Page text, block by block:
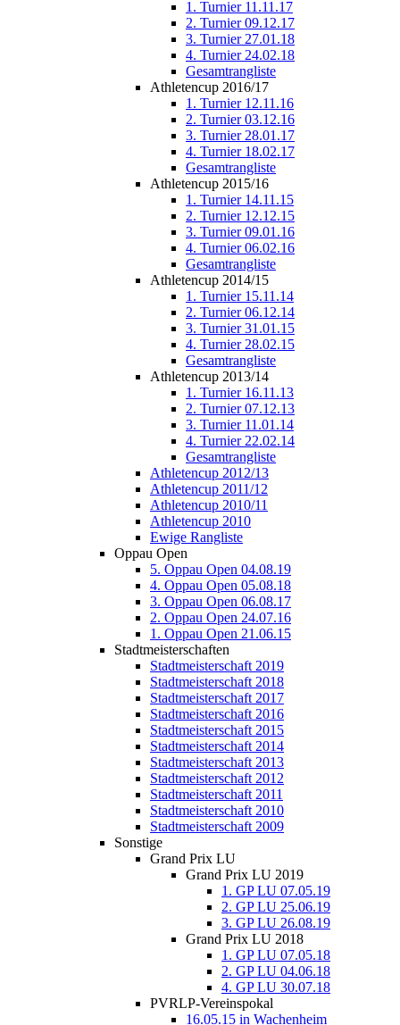
1. Turnier 11.11.17
2. Turnier 09.12.17
3. Turnier 27.01.18
4. Turnier 24.02.18
Gesamtrangliste
Athletencup 2016/17
1. Turnier 12.11.16
2. Turnier 03.12.16
3. Turnier 28.01.17
4. Turnier 18.02.17
Gesamtrangliste
Athletencup 2015/16
1. Turnier 14.11.15
2. Turnier 12.12.15
3. Turnier 09.01.16
4. Turnier 06.02.16
Gesamtrangliste
Athletencup 2014/15
1. Turnier 15.11.14
2. Turnier 06.12.14
3. Turnier 31.01.15
4. Turnier 28.02.15
Gesamtrangliste
Athletencup 2013/14
1. Turnier 16.11.13
2. Turnier 07.12.13
3. Turnier 11.01.14
4. Turnier 22.02.14
Gesamtrangliste
Athletencup 2012/13
Athletencup 2011/12
Athletencup 2010/11
Athletencup 2010
Ewige Rangliste
Oppau Open
5. Oppau Open 04.08.19
4. Oppau Open 05.08.18
3. Oppau Open 06.08.17
2. Oppau Open 24.07.16
1. Oppau Open 21.06.15
Stadtmeisterschaften
Stadtmeisterschaft 2019
Stadtmeisterschaft 2018
Stadtmeisterschaft 2017
Stadtmeisterschaft 2016
Stadtmeisterschaft 2015
Stadtmeisterschaft 2014
Stadtmeisterschaft 2013
Stadtmeisterschaft 2012
Stadtmeisterschaft 2011
Stadtmeisterschaft 2010
Stadtmeisterschaft 2009
Sonstige
Grand Prix LU
Grand Prix LU 2019
1. GP LU 07.05.19
2. GP LU 25.06.19
3. GP LU 26.08.19
Grand Prix LU 2018
1. GP LU 07.05.18
2. GP LU 04.06.18
4. GP LU 30.07.18
PVRLP-Vereinspokal
16.05.15 in Wachenheim